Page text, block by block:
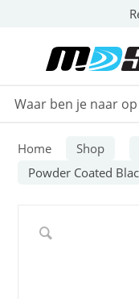
Home Shop
Powder Coated